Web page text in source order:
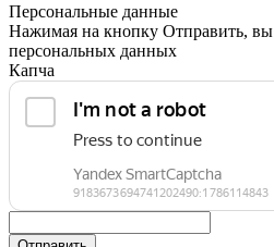
Персональные данные
Нажимая на кнопку Отправить, вы
персональных данных
Капча